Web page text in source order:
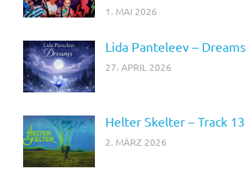
1. MAI 2026
Lida Panteleev – Dreams
27. APRIL 2026
Helter Skelter – Track
2. MÄRZ 2026